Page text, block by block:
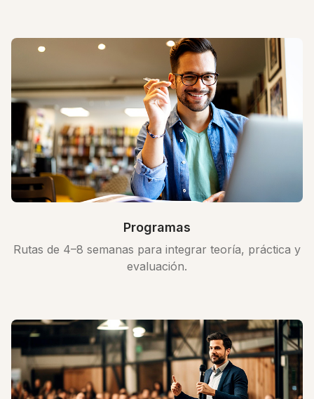
Programas
Rutas de 4–8 semanas para integrar teoría, práctica y
evaluación.